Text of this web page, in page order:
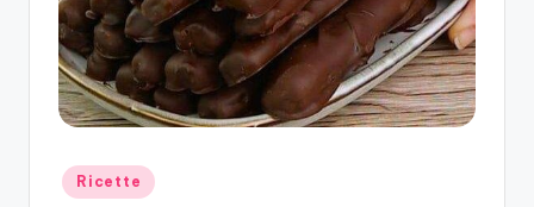
Posted
in
Ricette